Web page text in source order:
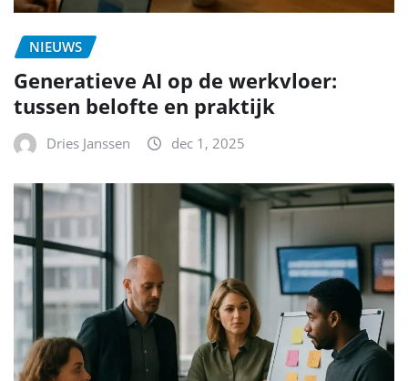
NIEUWS
Generatieve AI op de werkvloer:
tussen belofte en praktijk
Dries Janssen dec 1, 2025